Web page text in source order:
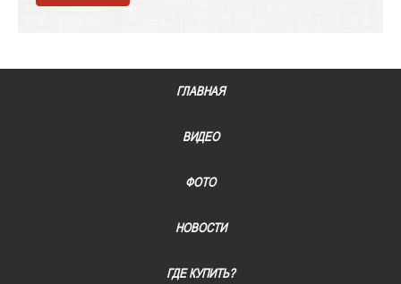
ГЛАВНАЯ
ВИДЕО
ФОТО
НОВОСТИ
ГДЕ КУПИТЬ?